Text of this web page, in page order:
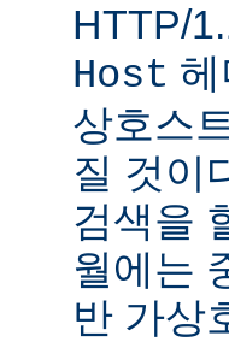
HTTP/
Host
상호스
질 것이
검색을
월에는
반 가상